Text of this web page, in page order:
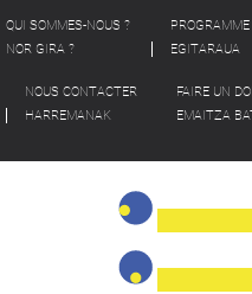
QUI SOMMES-NOUS ?
NOR GIRA ?
PROGRAMME
EGITARAUA
NOUS CONTACTER
HARREMANAK
FAIRE UN
EMAITZA